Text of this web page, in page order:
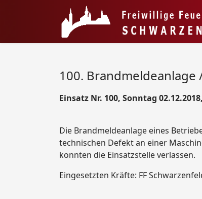
100.
Einsatz Nr. 100, Sonntag
Die Brandmeldeanlage eines
technischen Defekt an einer
konnten die Einsatzstelle verlassen.
Eingesetzten Kräfte: FF